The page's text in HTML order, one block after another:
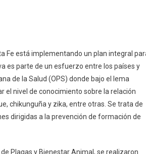
Fe está implementando un plan integral
es parte de un esfuerzo entre los países y
de la Salud (OPS) donde bajo el lema
el nivel de conocimiento sobre la relación
chikunguña y zika, entre otras. Se trata de
dirigidas a la prevención de formación de
Plagas y Bienestar Animal, se realizaron